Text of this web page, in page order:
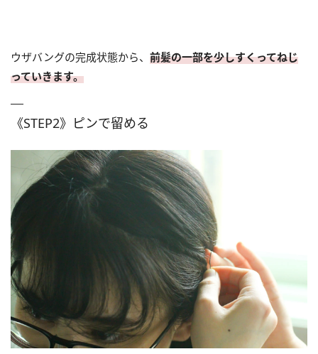
ウザバングの完成状態から、 前髪の一部を少しすくってねじ
っていきます。
《STEP2》ピンで留める